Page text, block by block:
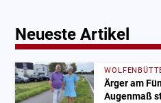
Neueste Artikel
Ärger am
Augenmaß